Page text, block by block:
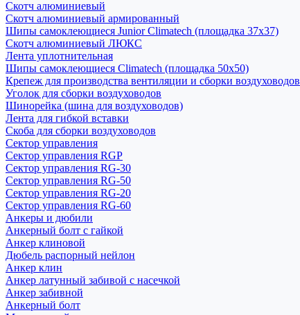
Скотч алюминиевый
Скотч алюминиевый армированный
Шипы самоклеющиеся Junior Climatech (площадка 37х37)
Скотч алюминиевый ЛЮКС
Лента уплотнительная
Шипы самоклеющиеся Climatech (площадка 50х50)
Крепеж для производства вентиляции и сборки воздуховодов
Уголок для сборки воздуховодов
Шинорейка (шина для воздуховодов)
Лента для гибкой вставки
Скоба для сборки воздуховодов
Сектор управления
Сектор управления RGP
Сектор управления RG-30
Сектор управления RG-50
Сектор управления RG-20
Сектор управления RG-60
Анкеры и дюбили
Анкерный болт с гайкой
Анкер клиновой
Дюбель распорный нейлон
Анкер клин
Анкер латунный забивой с насечкой
Анкер забивной
Анкерный болт